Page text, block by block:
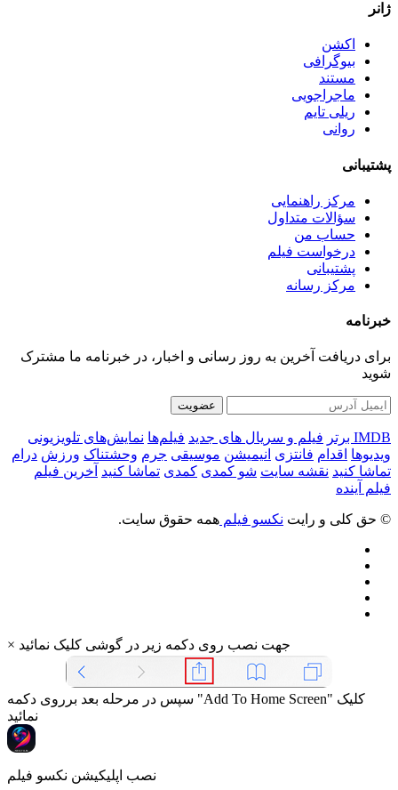
ژانر
اکشن
بیوگرافی
مستند
ماجراجویی
ریلی تایم
روانی
پشتیبانی
مرکز راهنمایی
سؤالات متداول
حساب من
درخواست فیلم
پشتیبانی
مرکز رسانه
خبرنامه
برای دریافت آخرین به روز رسانی و اخبار، در خبرنامه ما مشترک
شوید
عضویت
IMDB برتر فیلم و سریال های جدید فیلم‌ها نمایش‌های تلویزیونی
ویدیوها اقدام فانتزی انیمیشن موسیقی جرم وحشتناک ورزش درام
تماشا کنید نقشه سایت شو کمدی کمدی تماشا کنید آخرین فیلم
فیلم آینده
© حق کلی و رایت نکسو فیلم همه حقوق سایت.
× جهت نصب روی دکمه زیر در گوشی کلیک نمائید
سپس در مرحله بعد برروی دکمه "Add To Home Screen" کلیک
نمائید
نصب اپلیکیشن نکسو فیلم